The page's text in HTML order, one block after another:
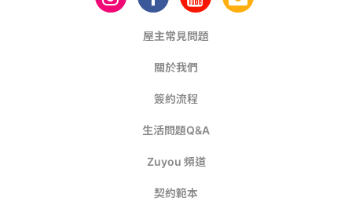
屋主常見問題
關於我們
簽約流程
生活問題Q&A
Zuyou 頻道
契約範本